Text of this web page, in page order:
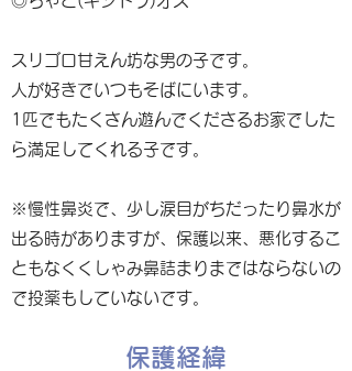
スリゴロ甘えん坊な男の子です。
人が好きでいつもそばにいます。
1匹でもたくさん遊んでくださるお家でした
ら満足してくれる子です。
※慢性鼻炎で、少し涙目がちだったり鼻水が
出る時がありますが、保護以来、悪化するこ
ともなくくしゃみ鼻詰まりまではならないの
で投薬もしていないです。
保護経緯